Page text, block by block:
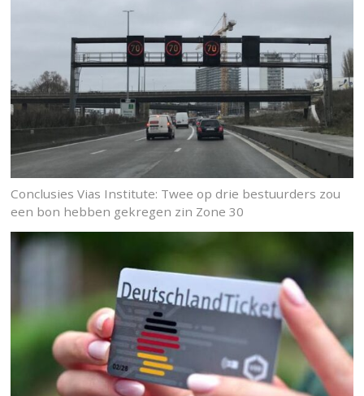
Conclusies Vias Institute: Twee op drie bestuurders zou
een bon hebben gekregen zin Zone 30